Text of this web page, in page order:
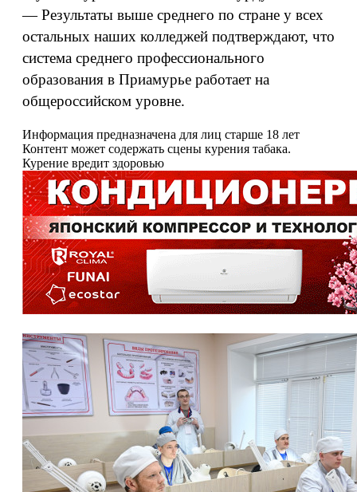
— Результаты выше среднего по стране у всех
остальных наших колледжей подтверждают, что
система среднего профессионального
образования в Приамурье работает на
общероссийском уровне.
Информация предназначена для лиц старше 18 лет
Контент может содержать сцены курения табака.
Курение вредит здоровью